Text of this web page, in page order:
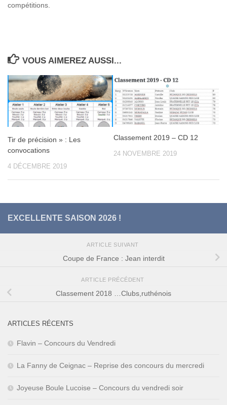
compétitions.
VOUS AIMEREZ AUSSI...
Tir de précision » : Les
convocations
4 DÉCEMBRE 2019
Classement 2019 – CD 12
24 NOVEMBRE 2019
EXCELLENTE SAISON 2026 !
ARTICLE SUIVANT
Coupe de France : Jean interdit
ARTICLE PRÉCÉDENT
Classement 2018 …Clubs,ruthénois
ARTICLES RÉCENTS
Flavin – Concours du Vendredi
La Fanny de Ceignac – Reprise des concours du mercredi
Joyeuse Boule Lucoise – Concours du vendredi soir